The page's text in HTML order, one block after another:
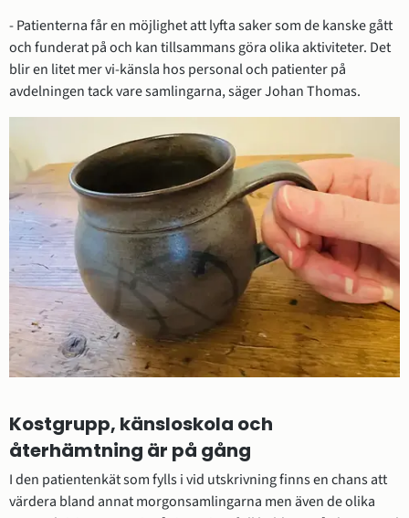
- Patienterna får en möjlighet att lyfta saker som de kanske gått
och funderat på och kan tillsammans göra olika aktiviteter. Det
blir en litet mer vi-känsla hos personal och patienter på
avdelningen tack vare samlingarna, säger Johan Thomas.
Kostgrupp, känsloskola och
återhämtning är på gång
I den patientenkät som fylls i vid utskrivning finns en chans att
värdera bland annat morgonsamlingarna men även de olika